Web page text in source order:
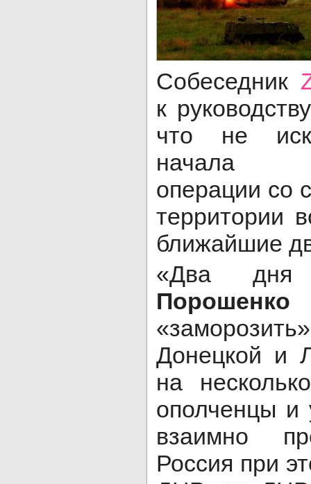
Собеседник
к
что не
начала
операции со
территории
ближайшие
«Два
Порошенко
Донецкой и
на
ополченцы и
взаимно
Россия при